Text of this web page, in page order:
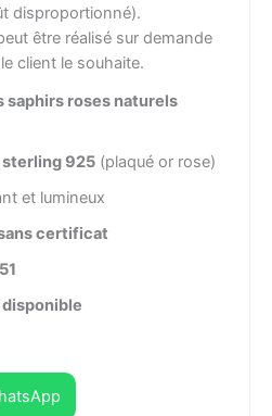
disproportionné).
être réalisé sur demande
client le souhaite.
saphirs roses naturels
925 (plaqué or rose)
et lumineux
certificat
51
disponible